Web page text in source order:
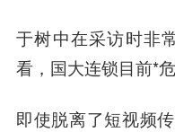
于树中在采访时非
看，国大连锁目前*
即使脱离了短视频